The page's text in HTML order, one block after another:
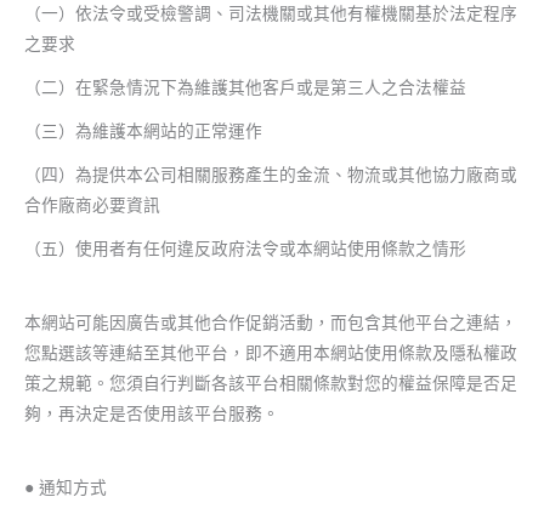
（一）依法令或受檢警調、司法機關或其他有權機關基於法定程序
之要求
（二）在緊急情況下為維護其他客戶或是第三人之合法權益
（三）為維護本網站的正常運作
（四）為提供本公司相關服務產生的金流、物流或其他協力廠商或
合作廠商必要資訊
（五）使用者有任何違反政府法令或本網站使用條款之情形
本網站可能因廣告或其他合作促銷活動，而包含其他平台之連結，
您點選該等連結至其他平台，即不適用本網站使用條款及隱私權政
策之規範。您須自行判斷各該平台相關條款對您的權益保障是否足
夠，再決定是否使用該平台服務。
● 通知方式